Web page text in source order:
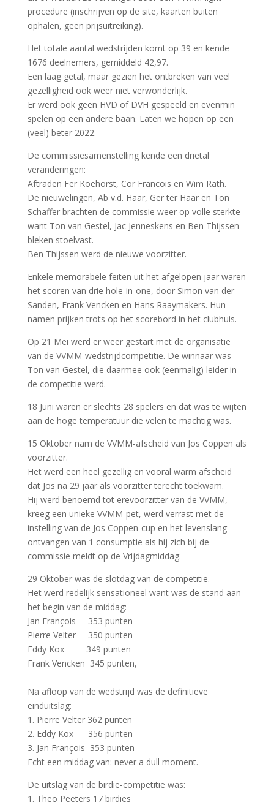
procedure (inschrijven op de site, kaarten buiten
ophalen, geen prijsuitreiking).
Het totale aantal wedstrijden komt op 39 en kende
1676 deelnemers, gemiddeld 42,97.
Een laag getal, maar gezien het ontbreken van veel
gezelligheid ook weer niet verwonderlijk.
Er werd ook geen HVD of DVH gespeeld en evenmin
spelen op een andere baan. Laten we hopen op een
(veel) beter 2022.
De commissiesamenstelling kende een drietal
veranderingen:
Aftraden Fer Koehorst, Cor Francois en Wim Rath.
De nieuwelingen, Ab v.d. Haar, Ger ter Haar en Ton
Schaffer brachten de commissie weer op volle sterkte
want Ton van Gestel, Jac Jenneskens en Ben Thijssen
bleken stoelvast.
Ben Thijssen werd de nieuwe voorzitter.
Enkele memorabele feiten uit het afgelopen jaar waren
het scoren van drie hole-in-one, door Simon van der
Sanden, Frank Vencken en Hans Raaymakers. Hun
namen prijken trots op het scorebord in het clubhuis.
Op 21 Mei werd er weer gestart met de organisatie
van de VVMM-wedstrijdcompetitie. De winnaar was
Ton van Gestel, die daarmee ook (eenmalig) leider in
de competitie werd.
18 Juni waren er slechts 28 spelers en dat was te wijten
aan de hoge temperatuur die velen te machtig was.
15 Oktober nam de VVMM-afscheid van Jos Coppen als
voorzitter.
Het werd een heel gezellig en vooral warm afscheid
dat Jos na 29 jaar als voorzitter terecht toekwam.
Hij werd benoemd tot erevoorzitter van de VVMM,
kreeg een unieke VVMM-pet, werd verrast met de
instelling van de Jos Coppen-cup en het levenslang
ontvangen van 1 consumptie als hij zich bij de
commissie meldt op de Vrijdagmiddag.
29 Oktober was de slotdag van de competitie.
Het werd redelijk sensationeel want was de stand aan
het begin van de middag:
Jan François 353 punten
Pierre Velter 350 punten
Eddy Kox 349 punten
Frank Vencken 345 punten,
Na afloop van de wedstrijd was de definitieve
einduitslag:
1. Pierre Velter 362 punten
2. Eddy Kox 356 punten
3. Jan François 353 punten
Echt een middag van: never a dull moment.
De uitslag van de birdie-competitie was:
1. Theo Peeters 17 birdies